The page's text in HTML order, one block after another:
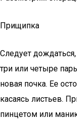
Прищипка
Следует
три или четыре
новая почка. Ее
касаясь листьев.
пинцетом или